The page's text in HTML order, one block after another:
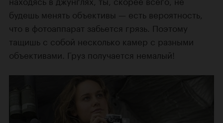
будешь менять объективы — есть вероятность,
что в фотоаппарат забьется грязь. Поэтому
тащишь с собой несколько камер с разными
объективами. Груз получается немалый!